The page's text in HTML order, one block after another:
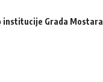
institucije Grada Mostara